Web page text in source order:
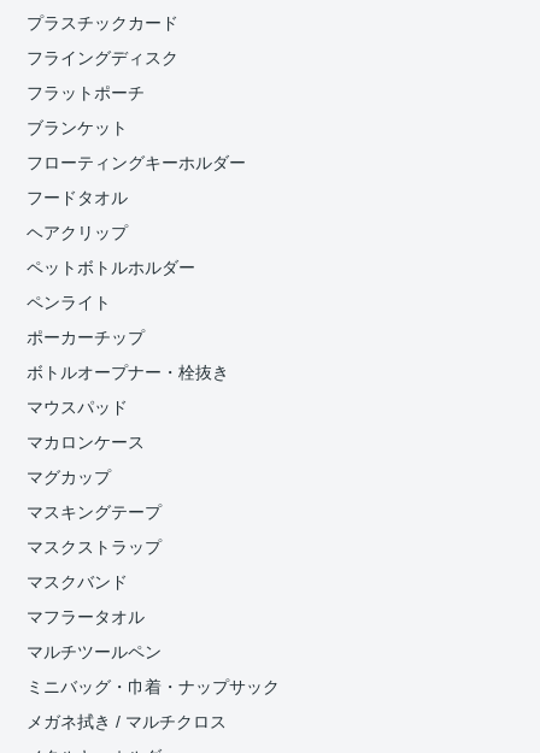
プラスチックカード
フライングディスク
フラットポーチ
ブランケット
フローティングキーホルダー
フードタオル
ヘアクリップ
ペットボトルホルダー
ペンライト
ポーカーチップ
ボトルオープナー・栓抜き
マウスパッド
マカロンケース
マグカップ
マスキングテープ
マスクストラップ
マスクバンド
マフラータオル
マルチツールペン
ミニバッグ・巾着・ナップサック
メガネ拭き / マルチクロス